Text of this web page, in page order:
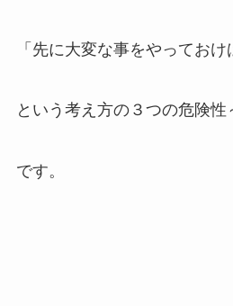
「先に大変な事をやってお
という考え方の３つの危険性
です。